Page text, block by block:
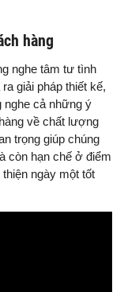
hàng
nghe tâm tư tình
giải pháp thiết kế,
nghe cả những ý
về chất lượng
trọng giúp chúng
còn hạn chế ở điểm
ngày một tốt